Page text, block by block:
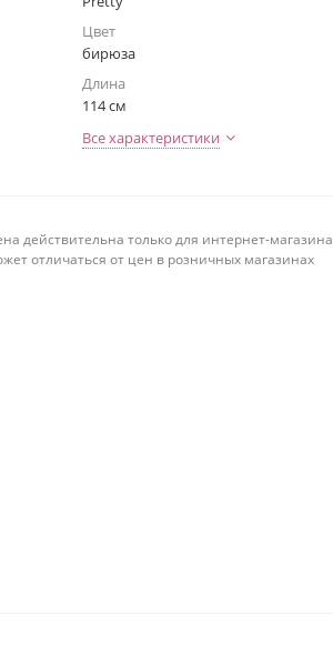
Цвет
бирюза
Длина
114 см
Все характеристики
действительна только для интернет-
отличаться от цен в розничных магазинах